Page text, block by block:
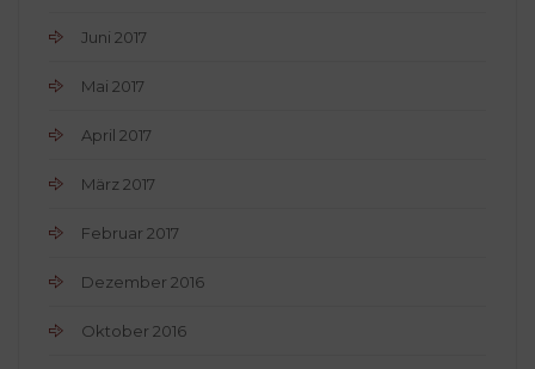
Juni 2017
Mai 2017
April 2017
März 2017
Februar 2017
Dezember 2016
Oktober 2016